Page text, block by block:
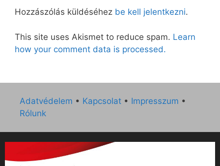
Hozzászólás küldéséhez be kell jelentkezni.
This site uses Akismet to reduce spam. Learn
how your comment data is processed.
Adatvédelem • Kapcsolat • Impresszum •
Rólunk